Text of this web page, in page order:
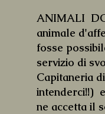
ANIMALI
animale
fosse
servizio di
Capitaneria
intenderci!!)
ne accetta il